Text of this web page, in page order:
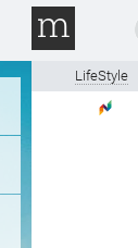
LifeStyle